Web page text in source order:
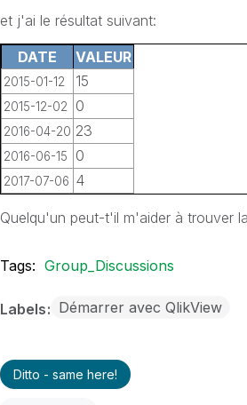
et j'ai le résultat suivant:
DATE VALEUR
2015-01-12 15
2015-12-02 0
2016-04-20 23
2016-06-15 0
2017-07-06 4
Quelqu'un peut-t'il m'aider à trouver
Tags: Group_Discussions
Labels Démarrer avec QlikView
Ditto - same here!